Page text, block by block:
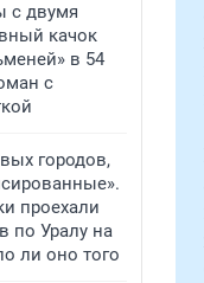
с двумя
качок
в 54
с
городов,
проехали
по Уралу на
ли оно того